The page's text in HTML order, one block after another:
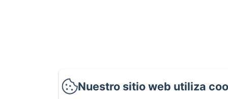
Nuestro sitio web utiliza